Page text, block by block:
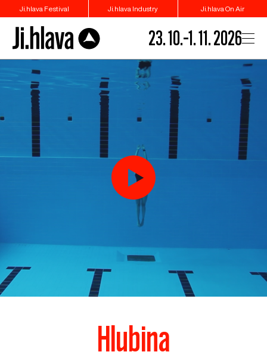
Ji.hlava Festival Ji.hlava Industry Ji.hlava On Air
23. 10.–1. 11. 2026
Hlubina